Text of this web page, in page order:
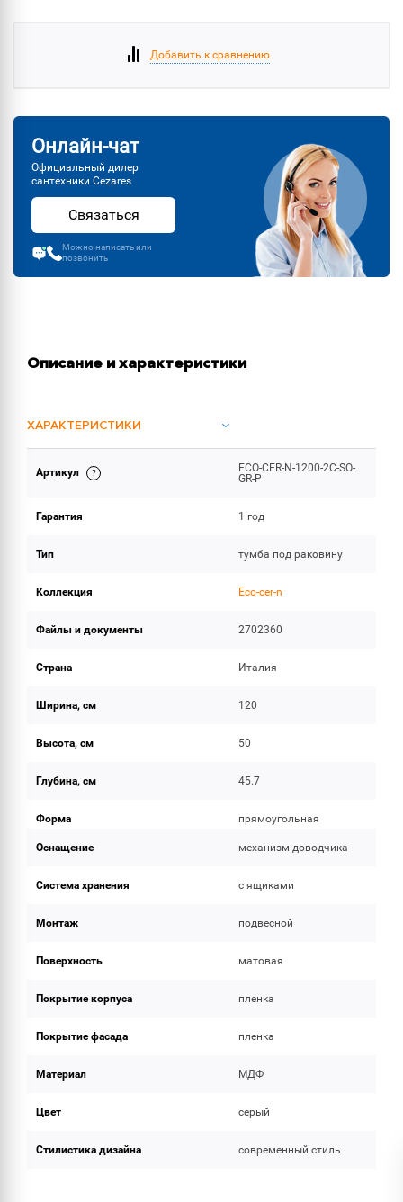
Добавить к сравнению
Онлайн-чат
Официальный дилер
сантехники Cezares
Связаться
Можно написать или
позвонить
Описание и характеристики
ХАРАКТЕРИСТИКИ
ИНСТРУКЦИИ И ДОКУМЕНТАЦИЯ
ОБЪЕМ ПОСТАВКИ
Артикул
ECO-CER-N-1200-2C-SO-
GR-P
Гарантия 1 год
Тип тумба под раковину
Коллекция Eco-cer-n
Файлы и документы 2702360
Страна Италия
Ширина, см 120
Высота, см 50
Глубина, см 45.7
Форма прямоугольная
Оснащение механизм доводчика
Система хранения с ящиками
Монтаж подвесной
Поверхность матовая
Покрытие корпуса пленка
Покрытие фасада пленка
Материал МДФ
Цвет серый
Стилистика дизайна современный стиль